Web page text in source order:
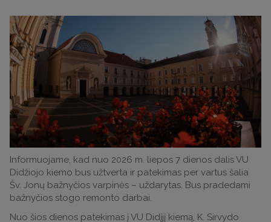
Informuojame, kad nuo 2026 m. liepos 7 dienos dalis VU
Didžiojo kiemo bus užtverta ir patekimas per vartus šalia
Šv. Jonų bažnyčios varpinės – uždarytas. Bus pradedami
bažnyčios stogo remonto darbai.
Nuo šios dienos patekimas į VU Didįjį kiemą, K. Sirvydo